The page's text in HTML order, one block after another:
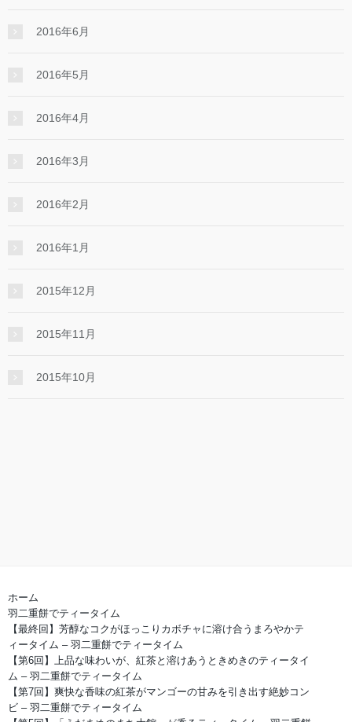
2016年6月
2016年5月
2016年4月
2016年3月
2016年2月
2016年1月
2015年12月
2015年11月
2015年10月
ホーム
羽二重餅でティータイム
【最終回】芳醇なコクがほっこりカボチャに溶け合うまろやかテ
ィータイム – 羽二重餅でティータイム
【第6回】上品な味わいが、紅茶と溶けあうときめきのティータイ
ム – 羽二重餅でティータイム
【第7回】爽快な香味の紅茶がマンゴーの甘みを引き出す絶妙コン
ビ – 羽二重餅でティータイム